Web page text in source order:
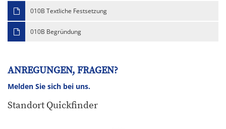
010B Textliche Festsetzung
010B Begründung
ANREGUNGEN, FRAGEN?
Melden Sie sich bei uns.
Standort Quickfinder